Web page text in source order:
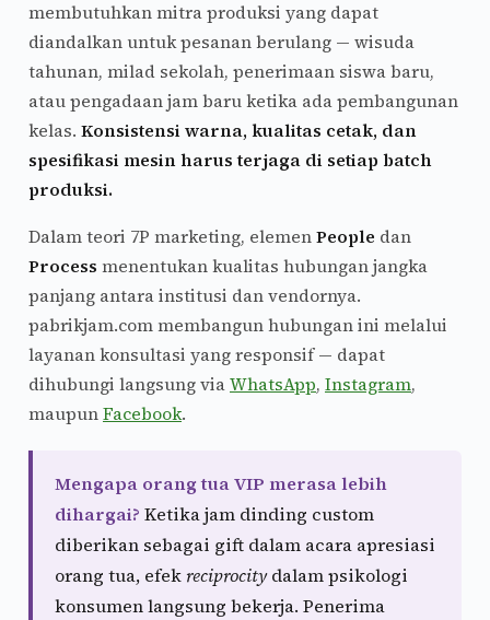
membutuhkan mitra produksi yang dapat
diandalkan untuk pesanan berulang — wisuda
tahunan, milad sekolah, penerimaan siswa baru,
atau pengadaan jam baru ketika ada pembangunan
kelas. Konsistensi warna, kualitas cetak, dan
spesifikasi mesin harus terjaga di setiap batch
produksi.
Dalam teori 7P marketing, elemenPeople dan
Process menentukan kualitas hubungan jangka
panjang antara institusi dan vendornya.
pabrikjam.com membangun hubungan ini melalui
layanan konsultasi yang responsif — dapat
dihubungi langsung viaWhatsApp, Instagram,
maupunFacebook.
Mengapa orang tua VIP merasa lebih
dihargai? Ketika jam dinding custom
diberikan sebagai gift dalam acara apresiasi
orang tua, efekreciprocitydalam psikologi
konsumen langsung bekerja. Penerima